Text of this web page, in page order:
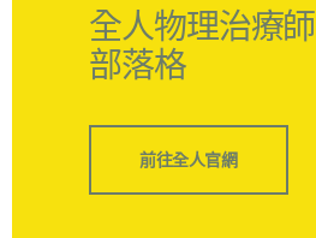
全人物理治療師
部落格
前往全人官網